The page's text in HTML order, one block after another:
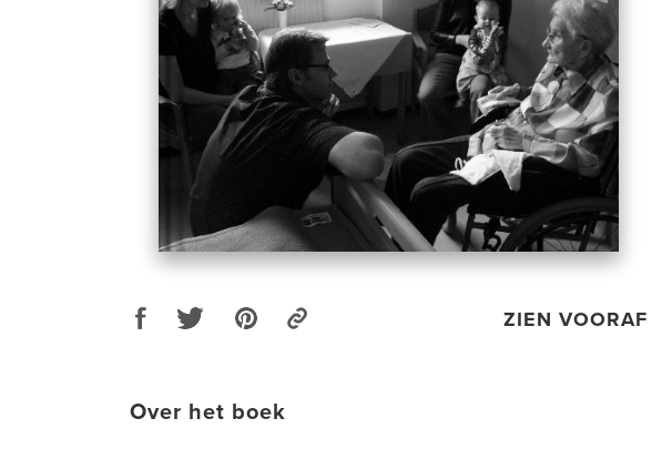
ZIEN VOORAF
Over het boek